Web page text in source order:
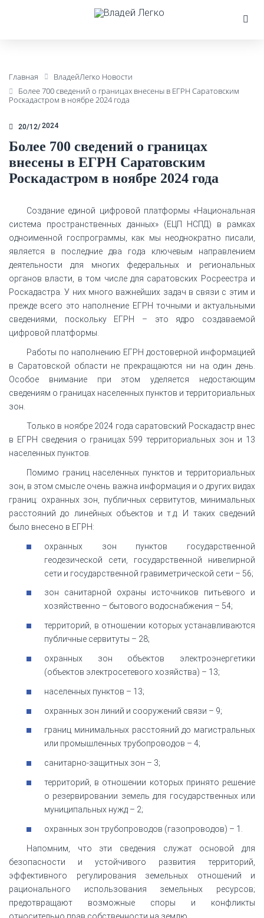
Главная
ВладейЛегко Новости
Более 700 сведений о границах внесены в ЕГРН Саратовским
Роскадастром в ноябре 2024 года
20/12 2024
Более 700 сведений о границах
внесены в ЕГРН Саратовским
Роскадастром в ноябре 2024 года
Создание единой цифровой платформы «Национальная
система пространственных данных» (ЕЦП НСПД) в рамках
одноименной госпрограммы, как мы неоднократно писали,
является в последние два года ключевым направлением
деятельности для многих федеральных и региональных
органов власти, в том числе для саратовских Росреестра и
Роскадастра. У них много важнейших задач в связи с этим и
прежде всего это наполнение ЕГРН точными и актуальными
сведениями, поскольку ЕГРН – это ядро создаваемой
цифровой платформы.
Работы по наполнению ЕГРН достоверной информацией
в Саратовской области не прекращаются ни на один день.
Особое внимание при этом уделяется недостающим
сведениям о границах населенных пунктов и территориальных
зон.
Только в ноябре 2024 года саратовский Роскадастр внес
в ЕГРН сведения о границах 599 территориальных зон и 13
населенных пунктов.
Помимо границ населенных пунктов и территориальных
зон, в этом смысле очень важна информация и о других видах
границ: охранных зон, публичных сервитутов, минимальных
расстояний до линейных объектов и т.д. И таких сведений
было внесено в ЕГРН:
охранных зон пунктов государственной
геодезической сети, государственной нивелирной
сети и государственной гравиметрической сети – 56;
зон санитарной охраны источников питьевого и
хозяйственно – бытового водоснабжения – 54;
территорий, в отношении которых устанавливаются
публичные сервитуты – 28;
охранных зон объектов электроэнергетики
(объектов электросетевого хозяйства) – 13;
населенных пунктов – 13;
охранных зон линий и сооружений связи – 9;
границ минимальных расстояний до магистральных
или промышленных трубопроводов – 4;
санитарно-защитных зон – 3;
территорий, в отношении которых принято решение
о резервировании земель для государственных или
муниципальных нужд – 2;
охранных зон трубопроводов (газопроводов) – 1.
Напомним, что эти сведения служат основой для
безопасности и устойчивого развития территорий,
эффективного регулирования земельных отношений и
рационального использования земельных ресурсов;
предотвращают возможные споры и конфликты
относительно прав собственности на землю.